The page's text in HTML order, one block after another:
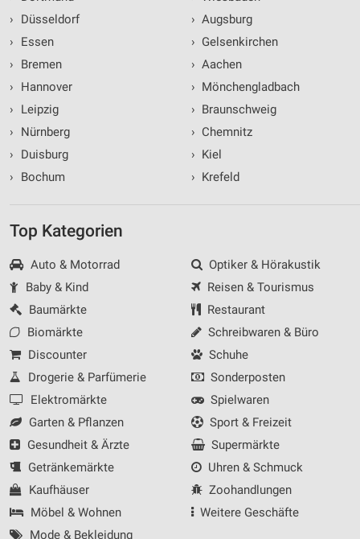
›
Düsseldorf
›
Essen
›
Bremen
›
Hannover
›
Leipzig
›
Nürnberg
›
Duisburg
›
Bochum
› Augsburg
› Gelsenkirchen
› Aachen
› Mönchengladbach
› Braunschweig
› Chemnitz
› Kiel
› Krefeld
Top Kategorien
Auto & Motorrad
Baby & Kind
Baumärkte
Biomärkte
Discounter
Drogerie & Parfümerie
Elektromärkte
Garten & Pflanzen
Gesundheit & Ärzte
Getränkemärkte
Kaufhäuser
Möbel & Wohnen
Mode & Bekleidung
Optiker & Hörakustik
Reisen & Tourismus
Restaurant
Schreibwaren & Büro
Schuhe
Sonderposten
Spielwaren
Sport & Freizeit
Supermärkte
Uhren & Schmuck
Zoohandlungen
Weitere Geschäfte